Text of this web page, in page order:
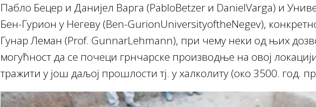
Пабло Бецер и Данијел Варга (PabloBetzer и DanielVarga) и
Бен-Гурион у Негеву (Ben-GurionUniversityoftheNegev),
Гунар Леман (Prof. GunnarLehmann), при чему неки од њих
могућност да се почеци грнчарске производње на овој
тражити у још даљој прошлости тј. у халколиту (око 3500. год.